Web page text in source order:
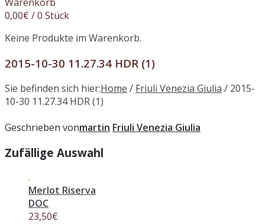
Warenkorb
0,00€ / 0 Stück
Keine Produkte im Warenkorb.
2015-10-30 11.27.34 HDR (1)
Sie befinden sich hier:Home / Friuli Venezia Giulia / 2015-
10-30 11.27.34 HDR (1)
Geschrieben vonmartin Friuli Venezia Giulia
Zufällige Auswahl
Merlot Riserva
DOC
23,50€